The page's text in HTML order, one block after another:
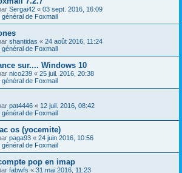
Sergai42 « 03 sept. 2016, 16:09
général de Foxmail
shantidas « 24 août 2016, 11:24
général de Foxmail
sur.... Windows 10
nico239 « 25 juil. 2016, 20:38
général de Foxmail
pat4446 « 12 juil. 2016, 08:42
général de Foxmail
os (yocemite)
paga93 « 24 juin 2016, 10:56
général de Foxmail
pop en imap
fabwfs « 31 mai 2016, 11:23